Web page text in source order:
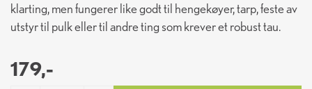
klarting, men fungerer like godt til hengekøyer, tarp, feste av
utstyr til pulk eller til andre ting som krever et robust tau.
179,-